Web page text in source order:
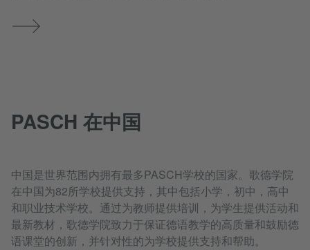
PASCH 在中国
中国是世界范围内拥有最多PASCH学校的国家。歌德学院
在中国为82所学校提供支持，其中包括小学，初中，高中
和职业技术学校。通过为教师提供培训，为学生提供活动和
最新教材，歌德学院致力于保证德语教学的高质量和鼓励德
语课堂的创新，并针对性的为学校提供支持和帮助。